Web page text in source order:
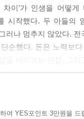
이’가 인생을 어떻
시작했다. 두 아들의
러나 멈추지 않았다.
순했다. 돈은 노력보
와 실행을 통해 경제
산’으로 정의한다.
여 YES포인트 3만원을 드